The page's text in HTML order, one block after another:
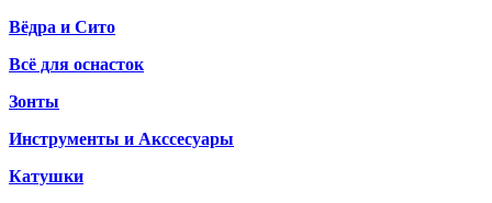
Вёдра и Сито
Всё для оснасток
Зонты
Инструменты и Акссесуары
Катушки